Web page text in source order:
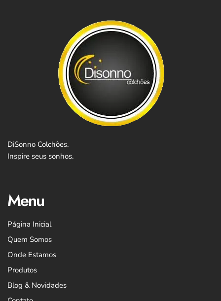
DiSonno Colchões.
Inspire seus sonhos.
Menu
Página Inicial
Quem Somos
Onde Estamos
Produtos
Blog & Novidades